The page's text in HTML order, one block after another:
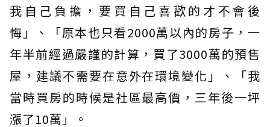
我自己負擔，要買自己喜歡的才不會後
悔」、「原本也只看2000萬以內的房子，一
年半前經過嚴謹的計算，買了3000萬的預售
屋，建議不需要在意外在環境變化」、「我
當時買房的時候是社區最高價，三年後一坪
漲了10萬」。